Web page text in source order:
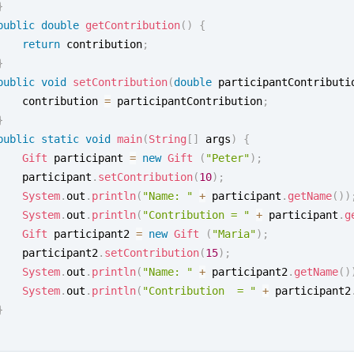
double getContribution( )
{
return contribution;
void setContribution(double
		contribution
= participantContribution;
static void main(String [ ] args)
{
Gift participant = new Gift ( "Peter") ;
		participant
. setContribution(10) ;
System. out . println( "Name: " + participant . getName( ) ) ;
System. out . println( "Contribution = " + participant .
Gift participant2 = new Gift ( "Maria") ;
		participant2
. setContribution(15) ;
System. out . println( "Name: " + participant2. getName( )
System. out . println( "Contribution  = " + participant2.